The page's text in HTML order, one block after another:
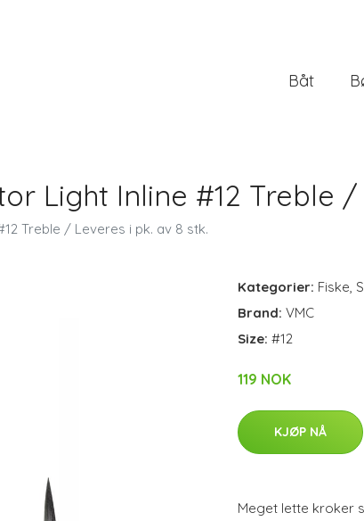
Båt
Light Inline #12 Treble
Treble / Leveres i pk. av 8 stk.
Kategorier: Fiske,
Brand: VMC
Size: #12
119 NOK
KJØP NÅ
Meget lette kroker